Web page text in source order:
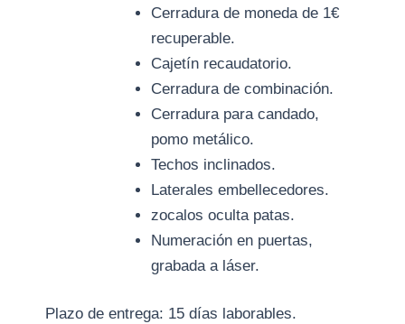
Cerradura de moneda de 1€
recuperable.
Cajetín recaudatorio.
Cerradura de combinación.
Cerradura para candado,
pomo metálico.
Techos inclinados.
Laterales embellecedores.
zocalos oculta patas.
Numeración en puertas,
grabada a láser.
Plazo de entrega: 15 días laborables.